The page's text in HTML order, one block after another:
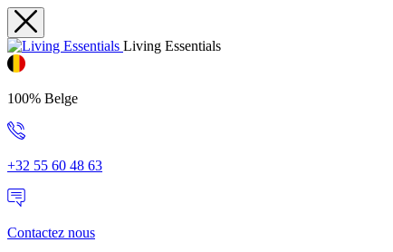
Living Essentials
100% Belge
+32 55 60 48 63
Contactez nous